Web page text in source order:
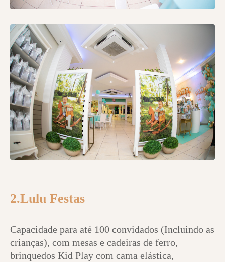
2.Lulu Festas
Capacidade para até 100 convidados (Incluindo as
crianças), com mesas e cadeiras de ferro,
brinquedos Kid Play com cama elástica,